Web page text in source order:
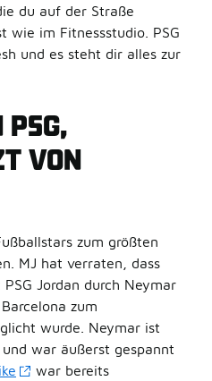
du auf der Straße
wie im Fitnessstudio. PSG
und es steht dir alles zur
PSG,
VON
zum größten
MJ hat verraten, dass
Jordan durch Neymar
zum
wurde. Neymar ist
war äußerst gespannt
war bereits